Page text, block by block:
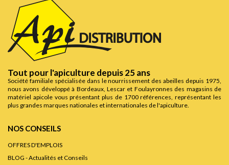
Tout pour l'apiculture depuis 25 ans
Société familiale spécialisée dans le nourrissement des abeilles depuis 1975,
nous avons développé à Bordeaux, Lescar et Foulayronnes des magasins de
matériel apicole vous présentant plus de 1700 références, représentant les
plus grandes marques nationales et internationales de l'apiculture.
NOS CONSEILS
OFFRES D'EMPLOIS
BLOG - Actualités et Conseils